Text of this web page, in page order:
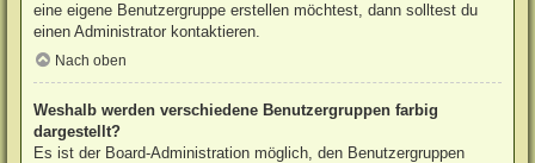
eine eigene Benutzergruppe erstellen möchtest, dann solltest du
einen Administrator kontaktieren.
Nach oben
Weshalb werden verschiedene Benutzergruppen farbig
dargestellt?
Es ist der Board-Administration möglich, den Benutzergruppen